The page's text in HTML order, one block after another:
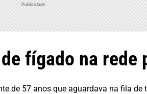
Publicidade
fígado na rede
de 57 anos que aguardava na fila de